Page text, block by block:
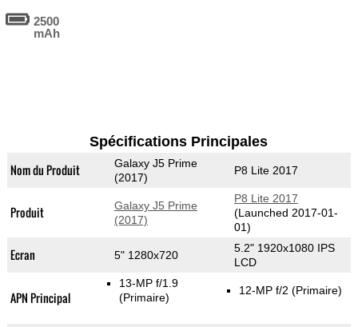
2500
mAh
Spécifications Principales
Nom du Produit
Galaxy J5 Prime
(2017)
P8 Lite 2017
Produit
Galaxy J5 Prime
(2017)
P8 Lite 2017
(Launched 2017-01-
01)
Ecran 5" 1280x720
5.2" 1920x1080 IPS
LCD
APN Principal
13-MP f/1.9
(Primaire)
12-MP f/2 (Primaire)